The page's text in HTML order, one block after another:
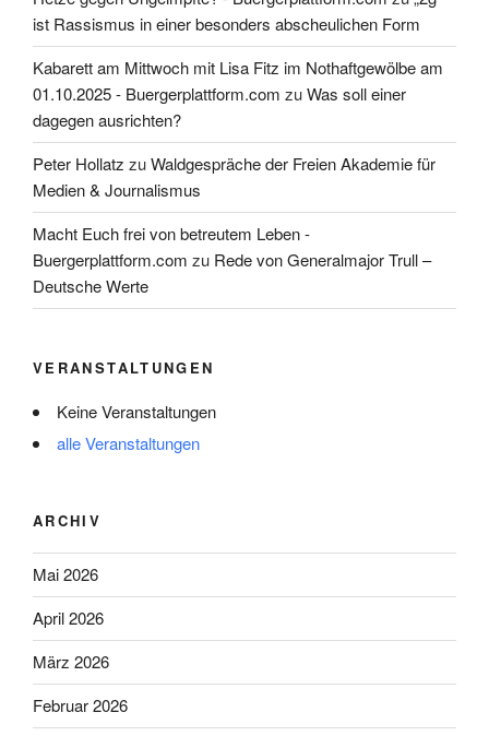
ist Rassismus in einer besonders abscheulichen Form
Kabarett am Mittwoch mit Lisa Fitz im Nothaftgewölbe am
01.10.2025 - Buergerplattform.com zuWas soll einer
dagegen ausrichten?
Peter Hollatz zuWaldgespräche der Freien Akademie für
Medien & Journalismus
Macht Euch frei von betreutem Leben -
Buergerplattform.com zu Rede von Generalmajor Trull –
Deutsche Werte
VERANSTALTUNGEN
Keine Veranstaltungen
alle Veranstaltungen
ARCHIV
Mai 2026
April 2026
März 2026
Februar 2026